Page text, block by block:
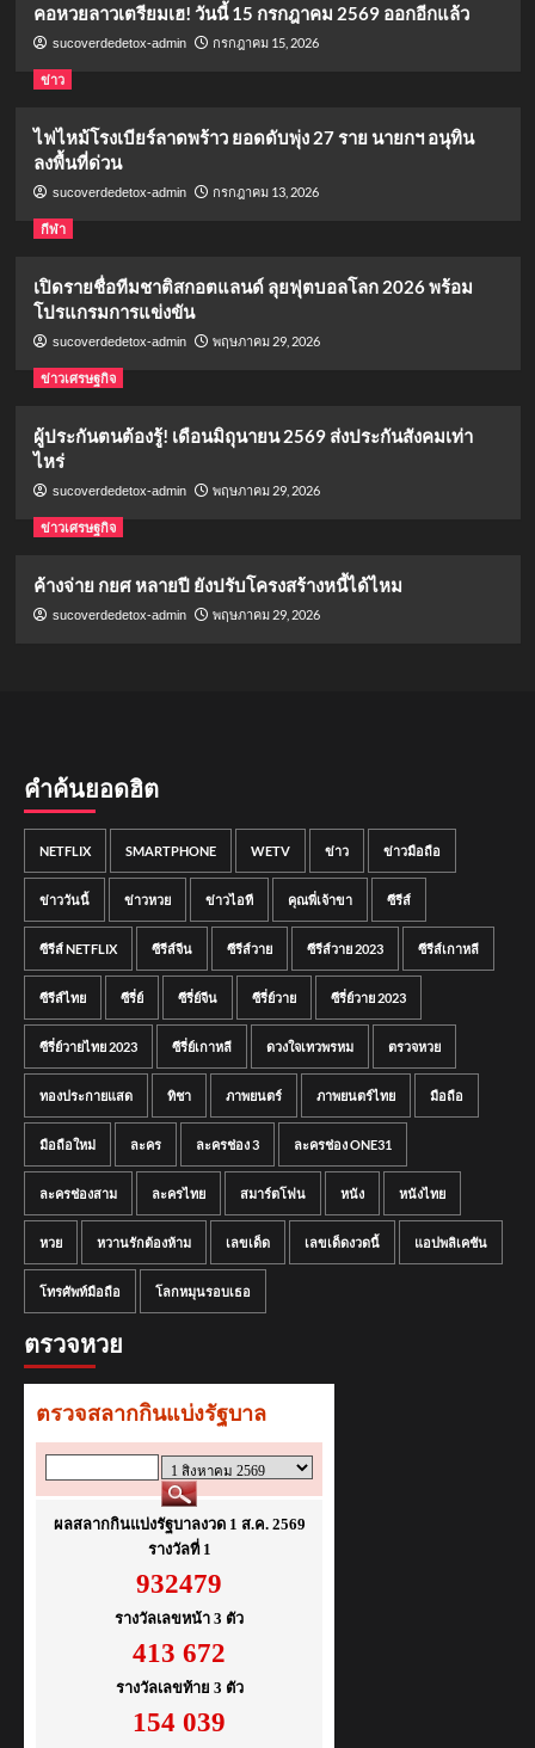
คอหวยลาวเตรียมเฮ! วันนี้ 15 กรกฎาคม 2569 ออกอีกแล้ว
sucoverdedetox-admin กรกฎาคม 15, 2026
ข่าว
ไฟไหม้โรงเบียร์ลาดพร้าว ยอดดับพุ่ง 27 ราย นายกฯ อนุทิน
ลงพื้นที่ด่วน
sucoverdedetox-admin กรกฎาคม 13, 2026
กีฬา
เปิดรายชื่อทีมชาติสกอตแลนด์ ลุยฟุตบอลโลก 2026 พร้อม
โปรแกรมการแข่งขัน
sucoverdedetox-admin พฤษภาคม 29, 2026
ข่าวเศรษฐกิจ
ผู้ประกันตนต้องรู้! เดือนมิถุนายน 2569 ส่งประกันสังคมเท่า
ไหร่
sucoverdedetox-admin พฤษภาคม 29, 2026
ข่าวเศรษฐกิจ
ค้างจ่าย กยศ หลายปี ยังปรับโครงสร้างหนี้ได้ไหม
sucoverdedetox-admin พฤษภาคม 29, 2026
คำค้นยอดฮิต
NETFLIX SMARTPHONE WETV ข่าว ข่าวมือถือ
ข่าววันนี้ ข่าวหวย ข่าวไอที คุณพี่เจ้าขา ซีรีส์
ซีรีส์ NETFLIX ซีรีส์จีน ซีรีส์วาย ซีรีส์วาย 2023 ซีรีส์เกาหลี
ซีรีส์ไทย ซีรี่ย์ ซีรี่ย์จีน ซีรี่ย์วาย ซีรี่ย์วาย 2023
ซีรี่ย์วายไทย 2023 ซีรี่ย์เกาหลี ดวงใจเทวพรหม ตรวจหวย
ทองประกายแสด ทิชา ภาพยนตร์ ภาพยนตร์ไทย มือถือ
มือถือใหม่ ละคร ละครช่อง 3 ละครช่อง ONE31
ละครช่องสาม ละครไทย สมาร์ตโฟน หนัง หนังไทย
หวย หวานรักต้องห้าม เลขเด็ด เลขเด็ดงวดนี้ แอปพลิเคชัน
โทรศัพท์มือถือ โลกหมุนรอบเธอ
ตรวจหวย